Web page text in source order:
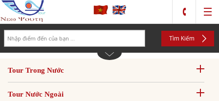
Tìm Kiếm
Tour Trong Nước
Tour Nước Ngoài